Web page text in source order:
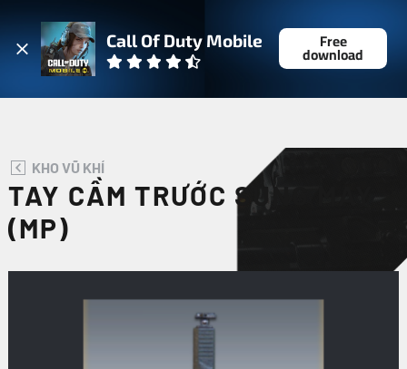
Call Of Duty Mobile Free
download
KHO VŨ KHÍ
TAY CẦM TRƯỚC SÚNG MÁY
(MP)
ĐĂNG NHẬP